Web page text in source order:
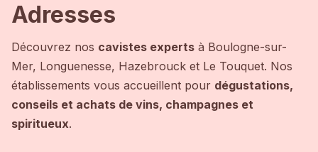
Adresses
Découvrez nos cavistes experts à Boulogne-sur-
Mer, Longuenesse, Hazebrouck et Le Touquet. Nos
établissements vous accueillent pour dégustations,
conseils et achats de vins, champagnes et
spiritueux.